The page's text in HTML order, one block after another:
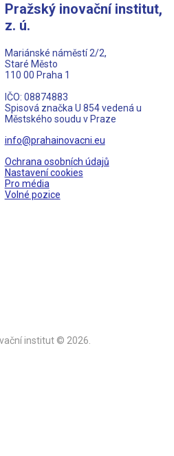
Pražský inovační institut,
z. ú.
Mariánské náměstí 2/2,
Staré Město
110 00 Praha 1
IČO: 08874883
Spisová značka U 854 vedená u
Městského soudu v Praze
info@prahainovacni.eu
Ochrana osobních údajů
Nastavení cookies
Pro média
Volné pozice
institut © 2026.